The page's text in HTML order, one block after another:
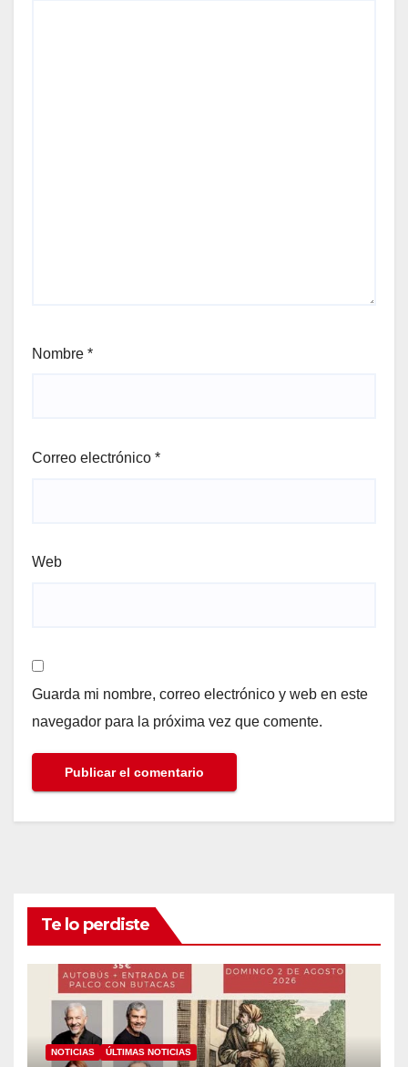
Nombre *
Correo electrónico *
Web
Guarda mi nombre, correo electrónico y web en este
navegador para la próxima vez que comente.
Te lo perdiste
NOTICIAS ÚLTIMAS NOTICIAS